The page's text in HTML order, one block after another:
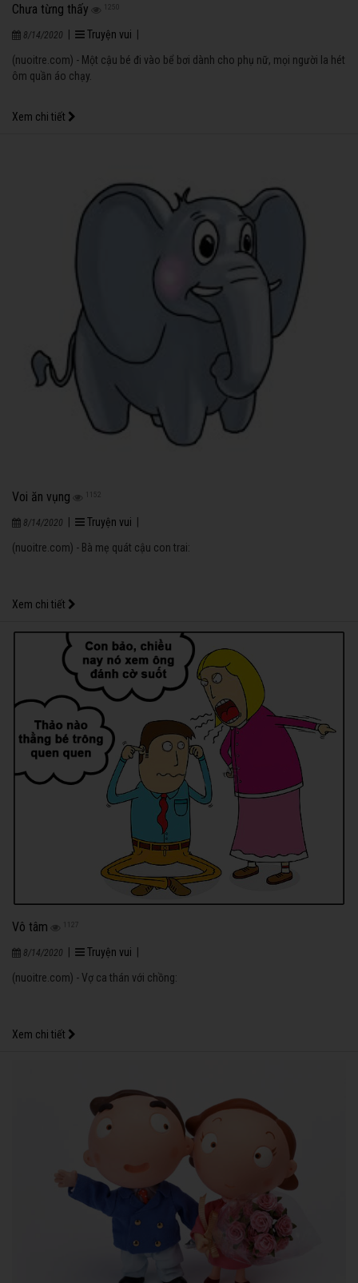
Chưa từng thấy
8/14/2020 Truyện vui
(nuoitre.com) - Một cậu bé đi vào bể bơi dành cho phụ nữ, mọi người la hét
ôm quần áo chạy.
Xem chi tiết
Voi ăn vụng
8/14/2020 Truyện vui
(nuoitre.com) - Bà mẹ quát cậu con trai:
Xem chi tiết
Vô tâm 1127
8/14/2020 Truyện vui
(nuoitre.com) - Vợ ca thán với chồng:
Xem chi tiết